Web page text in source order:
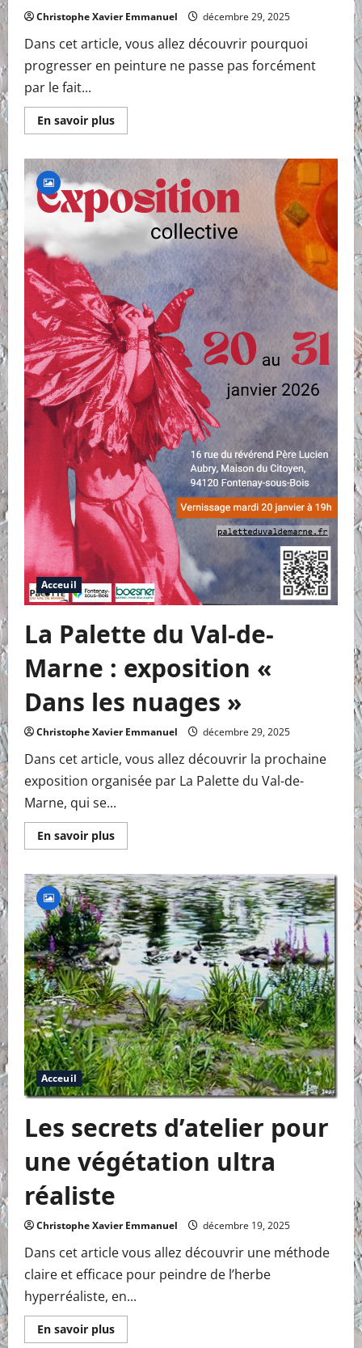
Christophe Xavier Emmanuel décembre 29, 2025
Dans cet article, vous allez découvrir pourquoi
progresser en peinture ne passe pas forcément
par le fait...
En savoir plusEn
savoir
Et
si
progresser
en
peinture
demandait
de
ralentir
?
Acceuil
La Palette du Val-de-
Marne : exposition «
Dans les nuages »
Christophe Xavier Emmanuel décembre 29, 2025
Dans cet article, vous allez découvrir la prochaine
exposition organisée par La Palette du Val-de-
Marne, qui se...
En savoir plusEn
savoir
La
Palette
du
Val-
de-
Marne
:
exposition
«
Dans
les
nuages
»
Acceuil
Les secrets d’atelier pour
une végétation ultra
réaliste
Christophe Xavier Emmanuel décembre 19, 2025
Dans cet article vous allez découvrir une méthode
claire et efficace pour peindre de l’herbe
hyperréaliste, en...
En savoir plusEn
savoir